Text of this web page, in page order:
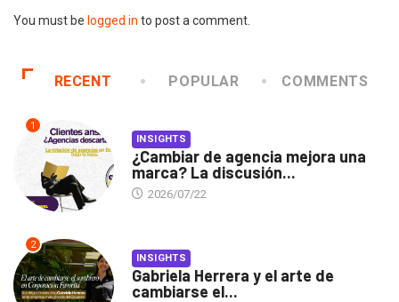
You must be logged in to post a comment.
RECENT POPULAR COMMENTS
1
INSIGHTS
¿Cambiar de agencia mejora una
marca? La discusión...
2026/07/22
2
INSIGHTS
Gabriela Herrera y el arte de
cambiarse el...